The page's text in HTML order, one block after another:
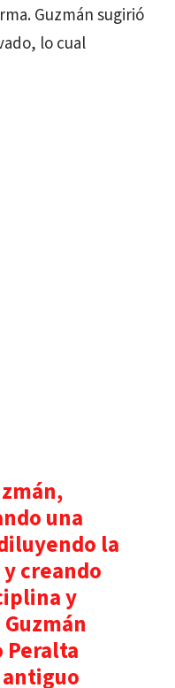
Guzmán sugirió
lo cual
una
la
creando
y
Peralta